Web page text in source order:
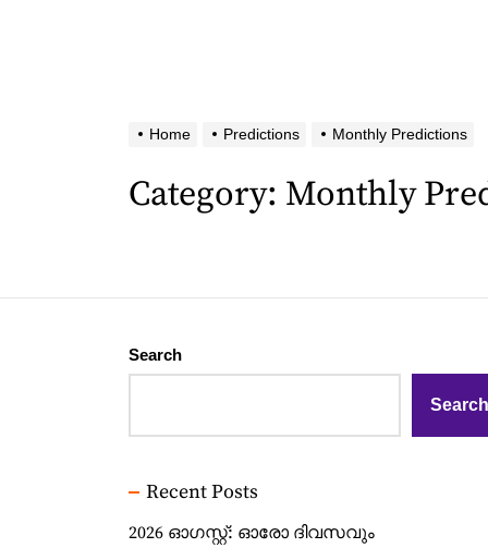
Home Predictions Monthly Predictions
Category: Monthly
Search
Search
Recent Posts
2026 ഓഗസ്റ്റ്: ഓരോ ദിവസവും